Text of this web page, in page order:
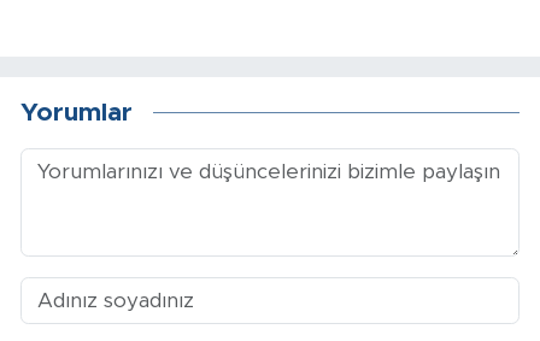
Yorumlar
Battalgazi
Darende